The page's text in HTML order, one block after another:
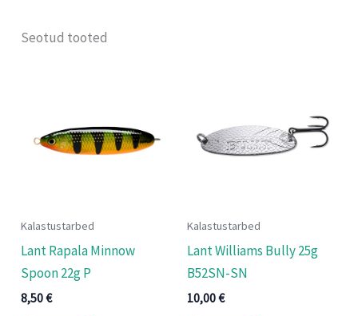
Seotud tooted
Kalastustarbed
Lant Rapala Minnow
Spoon 22g P
8,50€
Kalastustarbed
Lant Williams Bully 25g
B52SN-SN
10,00€